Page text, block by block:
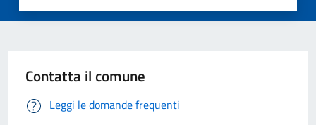
Contatta il comune
Leggi le domande frequenti